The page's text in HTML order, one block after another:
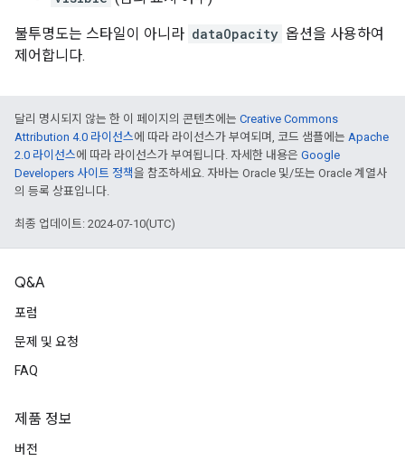
불투명도는 스타일이 아니라 dataOpacity 옵션을 사용하여
제어합니다.
달리 명시되지 않는 한 이 페이지의 콘텐츠에는 Creative Commons
Attribution 4.0 라이선스에 따라 라이선스가 부여되며, 코드 샘플에는 Apache
2.0 라이선스에 따라 라이선스가 부여됩니다. 자세한 내용은 Google
Developers 사이트 정책을 참조하세요. 자바는 Oracle 및/또는 Oracle 계열사
의 등록 상표입니다.
최종 업데이트: 2024-07-10(UTC)
Q&A
포럼
문제 및 요청
FAQ
제품 정보
버전